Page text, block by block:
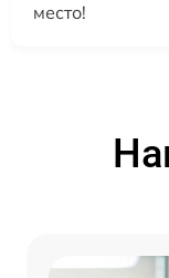
место!